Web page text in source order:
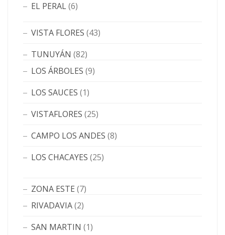
EL PERAL(6)
VISTA FLORES (43)
TUNUYÁN (82)
LOS ÁRBOLES (9)
LOS SAUCES (1)
VISTAFLORES (25)
CAMPO LOS ANDES (8)
LOS CHACAYES (25)
ZONA ESTE (7)
RIVADAVIA(2)
SAN MARTIN (1)